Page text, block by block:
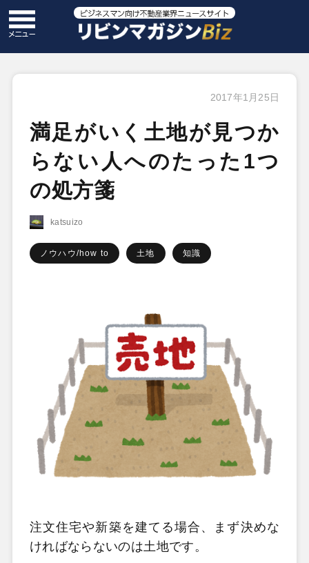
2017年1月25日
満足がいく土地が見つか
らない人へのたった1つ
の処方箋
katsuizo
ノウハウ/how to 土地 知識
注文住宅や新築を建てる場合、まず決めな
ければならないのは土地です。